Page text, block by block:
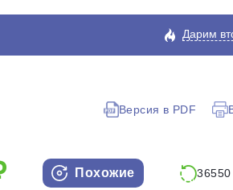
Дарим
Версия в PDF
Похожие 36550